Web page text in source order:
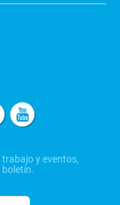
y eventos,